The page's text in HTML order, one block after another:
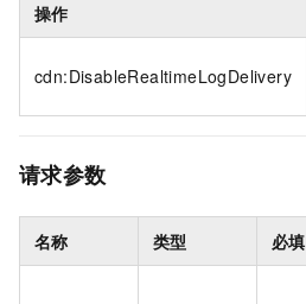
操作
cdn:DisableRealtimeLogDelivery
请求参数
名称 类型 必填